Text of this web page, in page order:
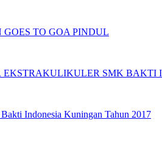
TO GOA PINDUL
SMK BAKTI
Indonesia Kuningan Tahun 2017